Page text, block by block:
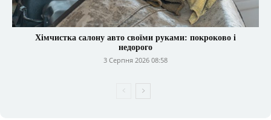
Хімчистка салону авто своїми руками: покроково і
недорого
3 Серпня 2026 08:58